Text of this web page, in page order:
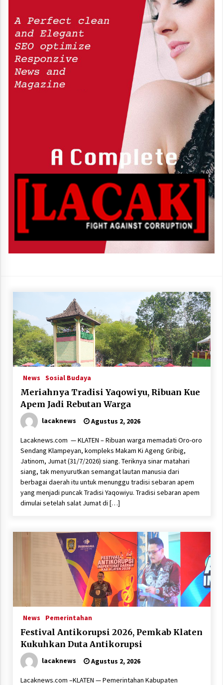
News Sosial Budaya
Meriahnya Tradisi Yaqowiyu, Ribuan Kue
Apem Jadi Rebutan Warga
lacaknews Agustus 2, 2026
Lacaknews.com — KLATEN – Ribuan warga memadati Oro-oro
Sendang Klampeyan, kompleks Makam Ki Ageng Gribig,
Jatinom, Jumat (31/7/2026) siang. Teriknya sinar matahari
siang, tak menyurutkan semangat lautan manusia dari
berbagai daerah itu untuk menunggu tradisi sebaran apem
yang menjadi puncak Tradisi Yaqowiyu. Tradisi sebaran apem
dimulai setelah salat Jumat di […]
News Pemerintahan
Festival Antikorupsi 2026, Pemkab Klaten
Kukuhkan Duta Antikorupsi
lacaknews Agustus 2, 2026
Lacaknews.com –KLATEN — Pemerintahan Kabupaten